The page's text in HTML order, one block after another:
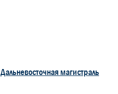
Дальневосточная магистраль